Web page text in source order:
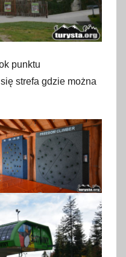
punktu
strefa gdzie można